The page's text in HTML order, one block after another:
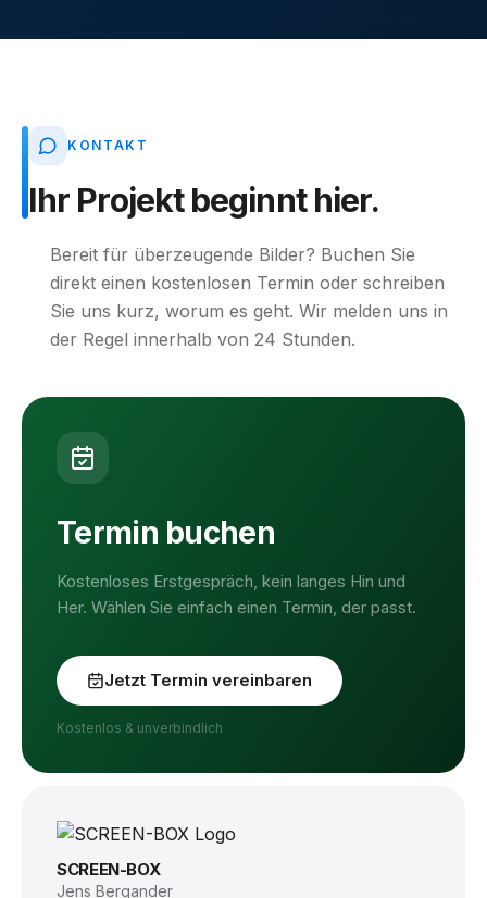
KONTAKT
Ihr Projekt beginnt hier.
Bereit für überzeugende Bilder? Buchen Sie
direkt einen kostenlosen Termin oder schreiben
Sie uns kurz, worum es geht. Wir melden uns in
der Regel innerhalb von 24 Stunden.
Termin buchen
Kostenloses Erstgespräch, kein langes Hin und
Her. Wählen Sie einfach einen Termin, der passt.
Jetzt Termin vereinbaren
Kostenlos & unverbindlich
SCREEN-BOX
Jens Bergander